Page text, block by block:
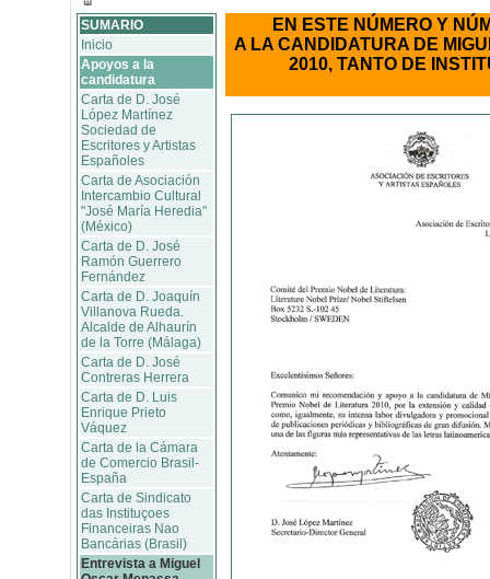
SUMARIO
Inicio
Apoyos a la
candidatura
Carta de D. José
López Martínez
Sociedad de
Escritores y Artistas
Españoles
Carta de Asociación
Intercambio Cultural
"José María Heredia"
(México)
Carta de D. José
Ramón Guerrero
Fernández
Carta de D. Joaquín
Villanova Rueda.
Alcalde de Alhaurín
de la Torre (Málaga)
Carta de D. José
Contreras Herrera
Carta de D. Luis
Enrique Prieto
Váquez
Carta de la Cámara
de Comercio Brasil-
España
Carta de Sindicato
das Instituçoes
Financeiras Nao
Bancárias (Brasil)
Entrevista a Miguel
EN ESTE NÚMERO Y
A LA CANDIDATURA DE
2010, TANTO DE